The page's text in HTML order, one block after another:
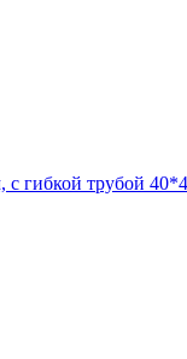
гибкой трубой